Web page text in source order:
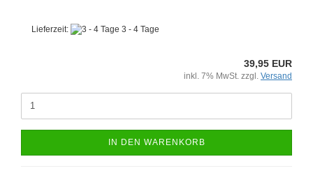
Lieferzeit: 3 - 4 Tage
39,95 EUR
inkl. 7% MwSt. zzgl. Versand
IN DEN WARENKORB